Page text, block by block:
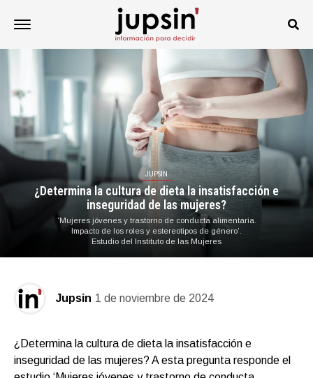
JUPSIN
¿Determina la cultura de dieta la insatisfacción e
inseguridad de las mujeres?
‘Mujeres jóvenes y trastorno de conducta alimentaria.
Impacto de los roles y estereotipos de género’.
Estudio del Instituto de las Mujeres
Jupsin 1 de noviembre de 2024
¿Determina la cultura de dieta la insatisfacción e
inseguridad de las mujeres? A esta pregunta responde el